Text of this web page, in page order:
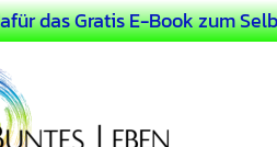
das Gratis E-Book zum